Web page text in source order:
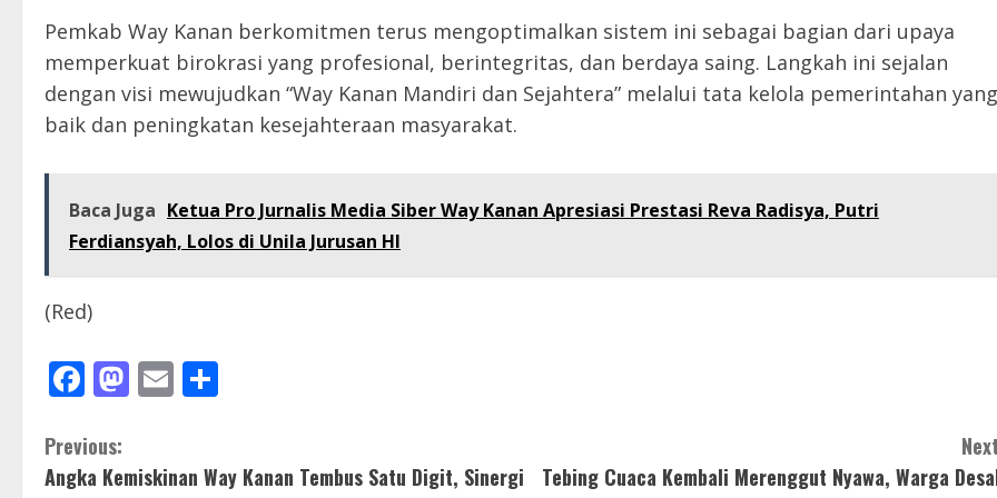
Pemkab Way Kanan berkomitmen terus mengoptimalkan sistem ini sebagai bagian dari upaya
memperkuat birokrasi yang profesional, berintegritas, dan berdaya saing. Langkah ini sejalan
dengan visi mewujudkan “Way Kanan Mandiri dan Sejahtera” melalui tata kelola pemerintahan yang
baik dan peningkatan kesejahteraan masyarakat.
Baca Juga Ketua Pro Jurnalis Media Siber Way Kanan Apresiasi Prestasi Reva Radisya, Putri
Ferdiansyah, Lolos di Unila Jurusan HI
(Red)
Facebook
Mastodon
Email
C
Previous:
Angka Kemiskinan Way Kanan Tembus Satu Digit, Sinergi
Tebing Cuaca Kembali Merenggut Nyawa, Warga